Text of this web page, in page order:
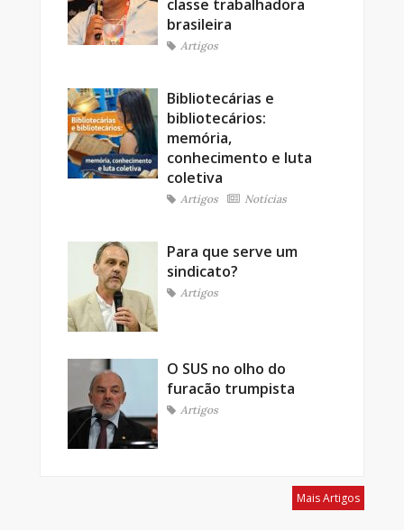
classe trabalhadora
brasileira
Artigos
Bibliotecárias e
bibliotecários:
memória,
conhecimento e luta
coletiva
Artigos Notícias
Para que serve um
sindicato?
Artigos
O SUS no olho do
furacão trumpista
Artigos
Mais Artigos